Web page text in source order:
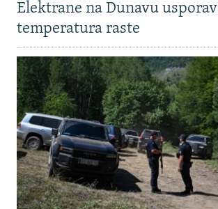
Elektrane na Dunavu
temperatura raste